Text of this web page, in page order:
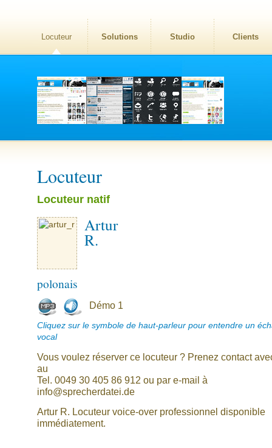
Locuteur Solutions Studio Clients
Locuteur
Locuteur natif
Artur
R.
polonais
Démo 1
Cliquez sur le symbole de haut-parleur pour entendre un
vocal
Vous voulez réserver ce locuteur ? Prenez contact
au
Tel. 0049 30 405 86 912 ou par e-mail à
info@sprecherdatei.de
Artur R. Locuteur voice-over professionnel disponible
immédiatement.